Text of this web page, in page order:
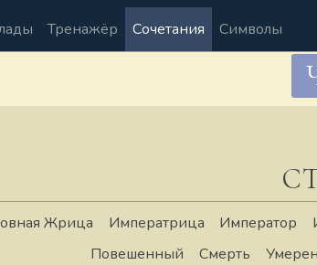
Тренажёр Сочетания Символы
Жрица Императрица Император
Повешенный
Смерть